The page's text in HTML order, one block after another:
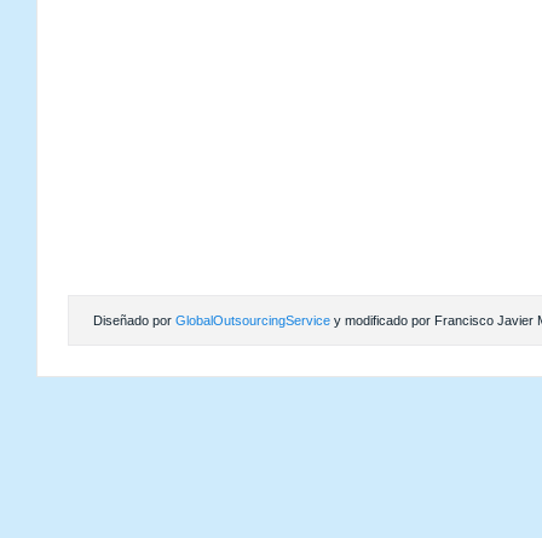
Diseñado por GlobalOutsourcingService y modificado por Francisco Javier